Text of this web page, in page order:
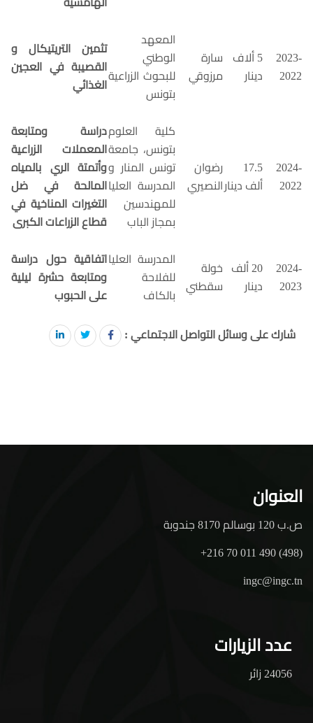
تثمين التريتيكال و
القصيبة في العجين
الغذائي
المعهد
الوطني
للبحوث الزراعية
بتونس
سارة
مرزوقي
5 ألاف
دينار
2023-
2022
دراسة ومتابعة
المعملات الزراعية
وأتمتة الري بالمياه
المالحة في ضل
التغيرات المناخية في
قطاع الزراعات الكبرى
كلية العلوم
بتونس، جامعة
تونس المنار و
المدرسة العليا
للمهندسين
بمجاز الباب
رضوان
النصيري
17.5
ألف دينار
2024-
2022
اتفاقية حول دراسة
ومتابعة حشرة ليلية
على الحبوب
المدرسة العليا
للفلاحة
بالكاف
خولة
سقطني
20 ألف
دينار
2024-
2023
شارك على وسائل التواصل الاجتماعي :
العنوان
ص.ب 120 بوسالم 8170 جندوبة
+216 70 011 490 (498)
ingc@ingc.tn
عدد الزيارات
24056 زائر